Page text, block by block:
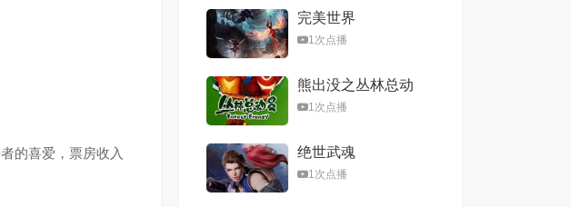
的喜爱，票房收入
完美世界
1次点播
熊出没之丛林总动
员1次点播
绝世武魂
1次点播